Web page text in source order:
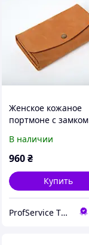
Женское кожаное
портмоне с замком
клатч
В наличии
960₴
Купить
ProfService ТОВ "Профессиональный сервис"